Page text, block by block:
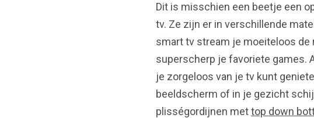
Dit is misschien een beetje een
tv. Ze zijn er in verschillende
smart tv stream je moeiteloos
superscherp je favoriete games.
je zorgeloos van je tv kunt
beeldscherm of in je gezicht
plisségordijnen mettop down